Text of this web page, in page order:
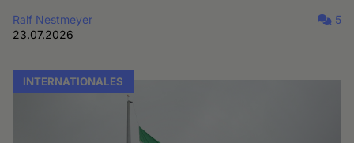
Ralf Nestmeyer
23.07.2026
5
INTERNATIONALES